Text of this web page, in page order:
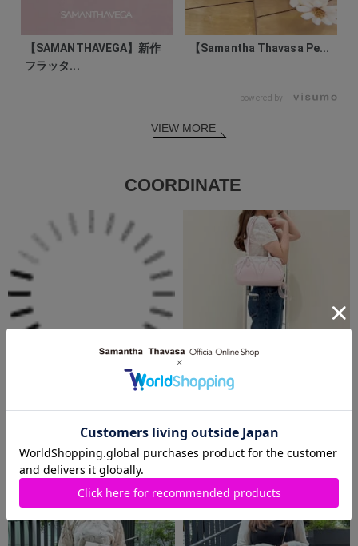
【SAMANTHAVEGA】新作
フラッタ...
【Samantha Thavasa Pe...
powered by
VIEW MORE
COORDINATE
2026.08.08
Samantha Thavasa
2026.08.07